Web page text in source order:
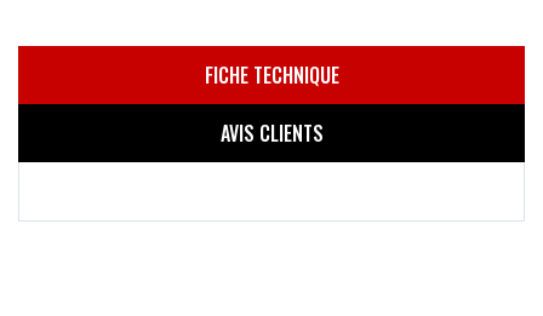
FICHE TECHNIQUE
AVIS CLIENTS